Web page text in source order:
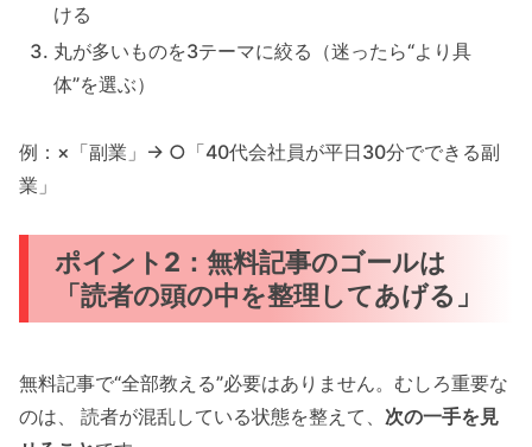
ける
丸が多いものを3テーマに絞る（迷ったら“より具
体”を選ぶ）
例：×「副業」→ ○「40代会社員が平日30分でできる副
業」
ポイント2：無料記事のゴールは
「読者の頭の中を整理してあげる」
無料記事で“全部教える”必要はありません。むしろ重要な
のは、 読者が混乱している状態を整えて、 次の一手を見